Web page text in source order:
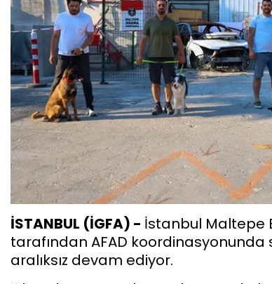
İSTANBUL (İGFA) - İstanbul Maltepe
tarafından AFAD
aralıksız devam ediyor.